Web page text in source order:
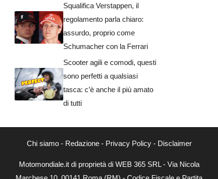
Squalifica Verstappen, il
regolamento parla chiaro:
assurdo, proprio come
Schumacher con la Ferrari
Scooter agili e comodi, questi
sono perfetti a qualsiasi
tasca: c’è anche il più amato
di tutti
Chi siamo- Redazione- Privacy Policy- Disclaimer
Motomondiale.it di proprietà di WEB 365 SRL - Via Nicola